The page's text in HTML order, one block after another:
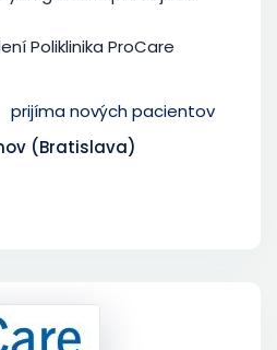
Poliklinika ProCare
prijíma nových pacientov
(Bratislava)